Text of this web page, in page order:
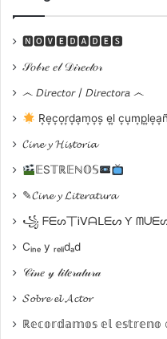
La película sigue a
regreso, cargado de
intenta reintegrarse a su
amor. Sin embargo, las
arrastran a una espiral
llevándolo a convertirse
una narrativa
mental, la película
una vida cuando los
resonando con fuerza.
el espíritu de la historia:
imposibilidad de dejar
🅽🅾🆅🅴🅳🅰🅳🅴🆂
𝒮𝑜𝒷𝓇𝑒 𝑒𝓁 𝒟𝒾𝓇𝑒𝒸𝓉𝑜𝓇
෴ 𝘋𝘪𝘳𝘦𝘤𝘵𝘰𝘳 / 𝘋𝘪𝘳𝘦𝘤𝘵𝘰𝘳𝘢 ෴
R͙e͙c͙o͙r͙d͙a͙m͙o͙s͙ e͙l͙
𝓒𝓲𝓷𝓮 𝔂 𝓗𝓲𝓼𝓽𝓸𝓻𝓲𝓪
𝔼S𝕋ℝ𝔼ℕ𝕆𝕊
✎𝓒𝓲𝓷𝓮 𝔂 𝓛𝓲𝓽𝓮𝓻𝓪𝓽𝓾𝓻𝓪
꧁ ᖴᗴᔕ丅Ꭵᐯᗩᒪᗴᔕ Ƴ
Cᵢₙₑ y ᵣₑₗᵢdₐd
𝒞𝒾𝓃𝑒 𝓎 𝓁𝒾𝓉𝑒𝓇𝒶𝓉𝓊𝓇𝒶
𝓢𝓸𝓫𝓻𝓮 𝓮𝓵 𝓐𝓬𝓽𝓸𝓻
ℝ𝕖𝕔𝕠𝕣𝕕𝕒𝕞𝕠𝕤 𝕖𝕝 𝕖𝕤𝕥𝕣𝕖𝕟𝕠